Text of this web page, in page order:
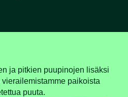
ja pitkien puupinojen lisäksi
paikoista
puuta.